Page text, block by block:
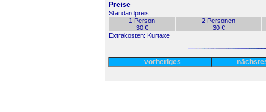
Preise
Standardpreis
1 Person
30 €
2 Personen
30 €
Extrakosten: Kurtaxe
vorheriges